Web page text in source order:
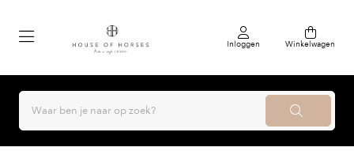
Inloggen Winkelwagen